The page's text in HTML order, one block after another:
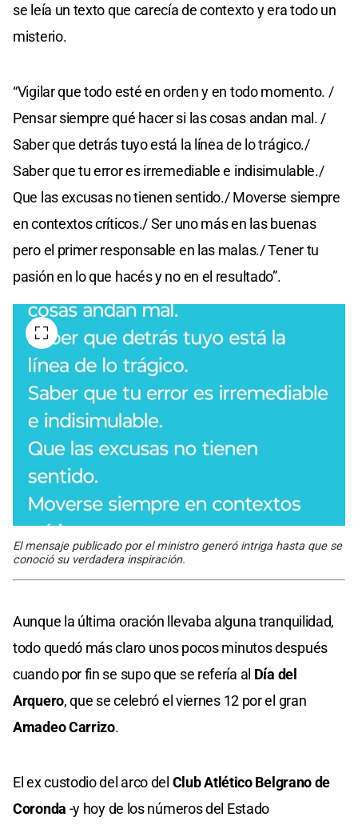
se leía un texto que carecía de contexto y era todo un
misterio.
“Vigilar que todo esté en orden y en todo momento. /
Pensar siempre qué hacer si las cosas andan mal. /
Saber que detrás tuyo está la línea de lo trágico./
Saber que tu error es irremediable e indisimulable./
Que las excusas no tienen sentido./ Moverse siempre
en contextos críticos./ Ser uno más en las buenas
pero el primer responsable en las malas./ Tener tu
pasión en lo que hacés y no en el resultado”.
El mensaje publicado por el ministro generó intriga hasta que se
conoció su verdadera inspiración.
Aunque la última oración llevaba alguna tranquilidad,
todo quedó más claro unos pocos minutos después
cuando por fin se supo que se refería al Día del
Arquero, que se celebró el viernes 12 por el gran
Amadeo Carrizo.
El ex custodio del arco del Club Atlético Belgrano de
Coronda -y hoy de los números del Estado